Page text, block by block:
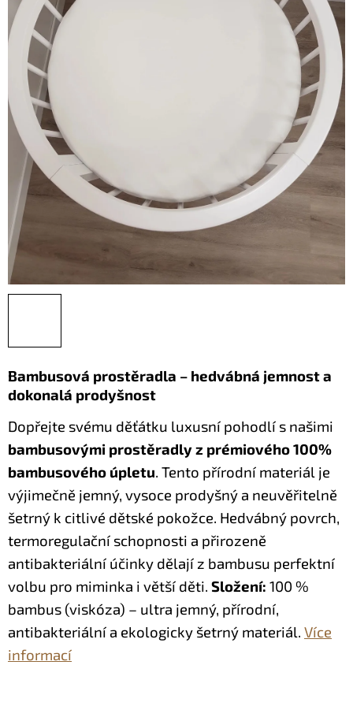
Bambusová prostěradla – hedvábná jemnost a
dokonalá prodyšnost
Dopřejte svému děťátku luxusní pohodlí s našimi
bambusovými prostěradly z prémiového 100%
bambusového úpletu. Tento přírodní materiál je
výjimečně jemný, vysoce prodyšný a neuvěřitelně
šetrný k citlivé dětské pokožce. Hedvábný povrch,
termoregulační schopnosti a přirozeně
antibakteriální účinky dělají z bambusu perfektní
volbu pro miminka i větší děti. Složení: 100 %
bambus (viskóza) – ultra jemný, přírodní,
antibakteriální a ekologicky šetrný materiál. Více
informací